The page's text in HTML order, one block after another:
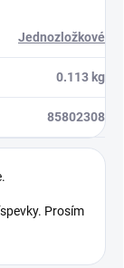
Jednozložkové
0.113 kg
85802308
Prosím